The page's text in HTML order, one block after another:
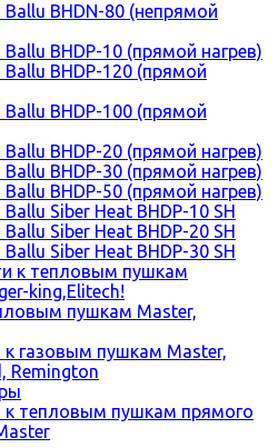
Ballu BHDN-80 (непрямой
Ballu BHDP-10 (прямой нагрев)
Ballu BHDP-120 (прямой
Ballu BHDP-100 (прямой
Ballu BHDP-20 (прямой нагрев)
Ballu BHDP-30 (прямой нагрев)
Ballu BHDP-50 (прямой нагрев)
Siber Heat BHDP-10 SH
Siber Heat BHDP-20 SH
Siber Heat BHDP-30 SH
к тепловым пушкам
king,Elitech!
пушкам Master,
к газовым пушкам Master,
Remington
к тепловым пушкам прямого